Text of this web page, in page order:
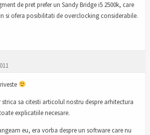
de pret prefer un Sandy Bridge i5 2500k, care
si ofera posibilitati de overclocking considerabile.
sa citesti articolul nostru despre arhitectura
explicatiile necesare.
eu, era vorba despre un software care nu